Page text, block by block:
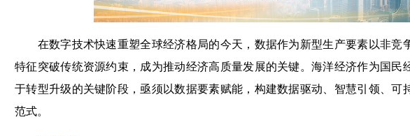
在数字技术快速重塑全球经济格局的今天，数据作为新型生产要素以非竞
特征突破传统资源约束，成为推动经济高质量发展的关键。海洋经济作为国民
于转型升级的关键阶段，亟须以数据要素赋能，构建数据驱动、智慧引领、可
范式。